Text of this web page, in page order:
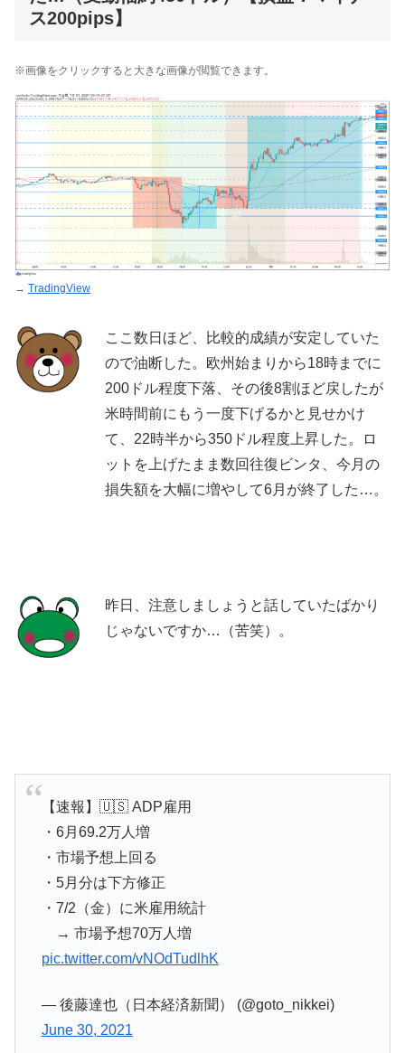
ス200pips】
※画像をクリックすると大きな画像が閲覧できます。
→ TradingView
ここ数日ほど、比較的成績が安定していた
ので油断した。欧州始まりから18時までに
200ドル程度下落、その後8割ほど戻したが
米時間前にもう一度下げるかと見せかけ
て、22時半から350ドル程度上昇した。ロ
ットを上げたまま数回往復ビンタ、今月の
損失額を大幅に増やして6月が終了した…。
昨日、注意しましょうと話していたばかり
じゃないですか…（苦笑）。
【速報】🇺🇸 ADP雇用
・6月69.2万人増
・市場予想上回る
・5月分は下方修正
・7/2（金）に米雇用統計
→ 市場予想70万人増
pic.twitter.com/vNOdTudlhK
— 後藤達也（日本経済新聞） (@goto_nikkei)
June 30, 2021